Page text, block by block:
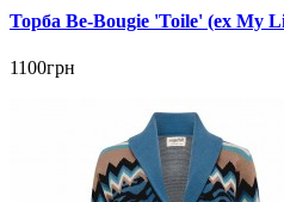
Торба Be-Bougie 'Toile' (ex My
1100грн